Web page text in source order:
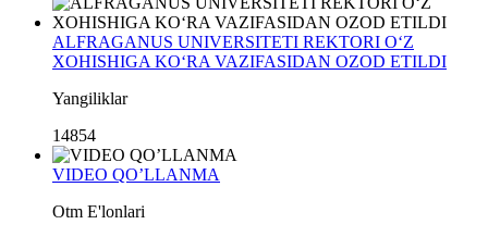
ALFRAGANUS UNIVERSITETI REKTORI O‘Z
XOHISHIGA KO‘RA VAZIFASIDAN OZOD ETILDI
Yangiliklar
14854
VIDEO QO’LLANMA
Otm E'lonlari